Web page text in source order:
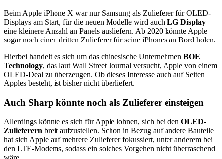
Beim Apple iPhone X war nur Samsung als Zulieferer für OLED-
Displays am Start, für die neuen Modelle wird auch LG Display
eine kleinere Anzahl an Panels ausliefern. Ab 2020 könnte Apple
sogar noch einen dritten Zulieferer für seine iPhones an Bord holen.
Hierbei handelt es sich um das chinesische Unternehmen BOE
Technology, das laut Wall Street Journal versucht, Apple von einem
OLED-Deal zu überzeugen. Ob dieses Interesse auch auf Seiten
Apples besteht, ist bisher nicht überliefert.
Auch Sharp könnte noch als Zulieferer einsteigen
Allerdings könnte es sich für Apple lohnen, sich bei den OLED-
Zulieferern breit aufzustellen. Schon in Bezug auf andere Bauteile
hat sich Apple auf mehrere Zulieferer fokussiert, unter anderem bei
den LTE-Modems, sodass ein solches Vorgehen nicht überraschend
wäre.